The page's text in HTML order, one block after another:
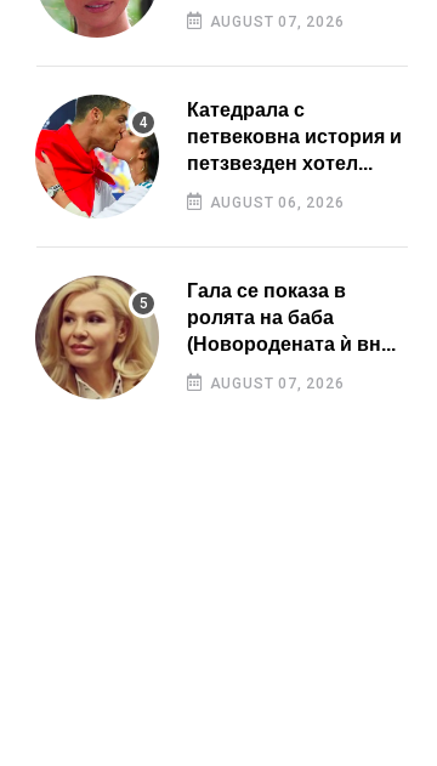
AUGUST 07, 2026
Катедрала с
петвековна история и
петзвезден хотел...
AUGUST 06, 2026
Гала се показа в
ролята на баба
(Новородената ѝ вн...
AUGUST 07, 2026